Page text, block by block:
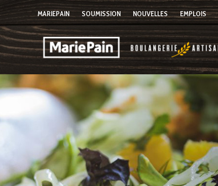
MARIEPAIN SOUMISSION NOUVELLES EMPLOIS